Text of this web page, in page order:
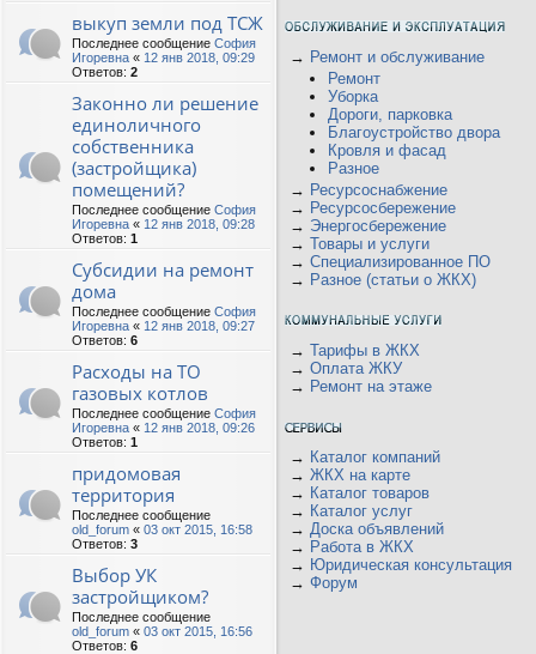
выкуп земли под ТСЖ
Последнее сообщение София
Игоревна « 12 янв 2018, 09:29
Ответов: 2
Законно ли решение
единоличного
собственника
(застройщика)
помещений?
Последнее сообщение София
Игоревна « 12 янв 2018, 09:28
Ответов: 1
Субсидии на ремонт
дома
Последнее сообщение София
Игоревна « 12 янв 2018, 09:27
Ответов: 6
Расходы на ТО
газовых котлов
Последнее сообщение София
Игоревна « 12 янв 2018, 09:26
Ответов: 1
придомовая
территория
Последнее сообщение
old_forum « 03 окт 2015, 16:58
Ответов: 3
Выбор УК
застройщиком?
Последнее сообщение
old_forum « 03 окт 2015, 16:56
Ответов: 6
→ Ремонт и обслуживание
Ремонт
Уборка
Дороги, парковка
Благоустройство двора
Кровля и фасад
Разное
→ Ресурсоснабжение
→ Ресурсосбережение
→ Энергосбережение
→ Товары и услуги
→ Специализированное ПО
→ Разное (статьи о ЖКХ)
→ Тарифы в ЖКХ
→ Оплата ЖКУ
→ Ремонт на этаже
→ Каталог компаний
→ ЖКХ на карте
→ Каталог товаров
→ Каталог услуг
→ Доска объявлений
→ Работа в ЖКХ
→ Юридическая консультация
→ Форум